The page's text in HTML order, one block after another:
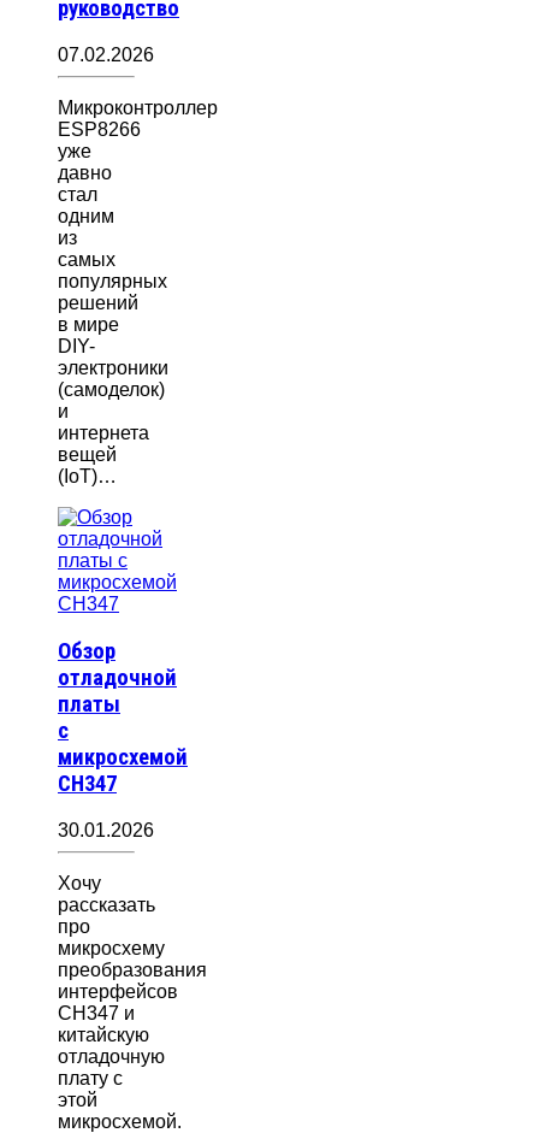
руководство
07.02.2026
Микроконтроллер
ESP8266
уже
давно
стал
одним
из
самых
популярных
решений
в мире
DIY-
электроники
(самоделок)
и
интернета
вещей
(IoT)…
Обзор
отладочной
платы
с
микросхемой
CH347
30.01.2026
Хочу
рассказать
про
микросхему
преобразования
интерфейсов
CH347 и
китайскую
отладочную
плату с
этой
микросхемой.